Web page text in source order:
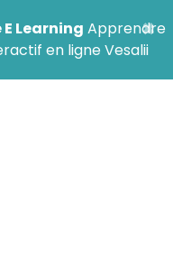
Learning Apprendre
en ligne Vesalii
×